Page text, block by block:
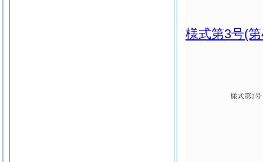
様式第3号(